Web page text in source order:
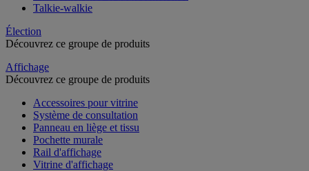
Talkie-walkie
Élection
Découvrez ce groupe de produits
Affichage
Découvrez ce groupe de produits
Accessoires pour vitrine
Système de consultation
Panneau en liège et tissu
Pochette murale
Rail d'affichage
Vitrine d'affichage